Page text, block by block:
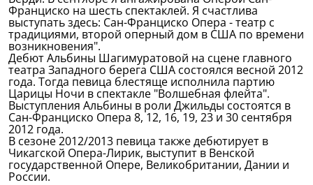
Франциско на шесть спектаклей. Я счастлива
выступать здесь: Сан-Франциско Опера - театр с
традициями, второй оперный дом в США по времени
возникновения".
Дебют Альбины Шагимуратовой на сцене главного
театра Западного берега США состоялся весной 2012
года. Тогда певица блестяще исполнила партию
Царицы Ночи в спектакле "Волшебная флейта".
Выступления Альбины в роли Джильды состоятся в
Сан-Франциско Опера 8, 12, 16, 19, 23 и 30 сентября
2012 года.
В сезоне 2012/2013 певица также дебютирует в
Чикагской Опера-Лирик, выступит в Венской
государственной Опере, Великобритании, Дании и
России.